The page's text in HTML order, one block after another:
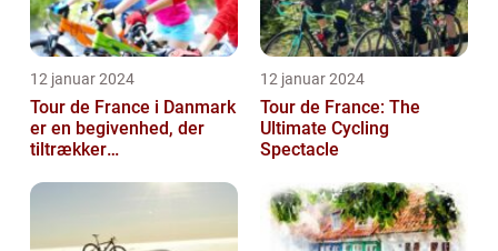
12 januar 2024
Tour de France i Danmark
er en begivenhed, der
tiltrækker
sportsfans fra hele ve...
12 januar 2024
Tour de France: The
Ultimate Cycling
Spectacle